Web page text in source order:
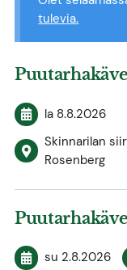
tulevia.
la 8.8.2026
Skinnarilan
Rosenberg
su 2.8.2026